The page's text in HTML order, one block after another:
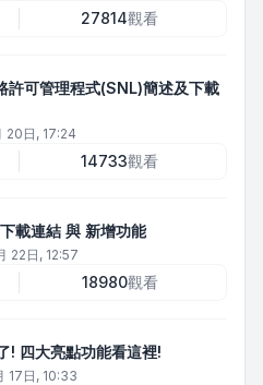
27814觀看
可管理程式(SNL)簡述及下載
20日, 17:24
14733觀看
載連結 與 新增功能
22日, 12:57
18980觀看
四大亮點功能看這裡!
17日, 10:33